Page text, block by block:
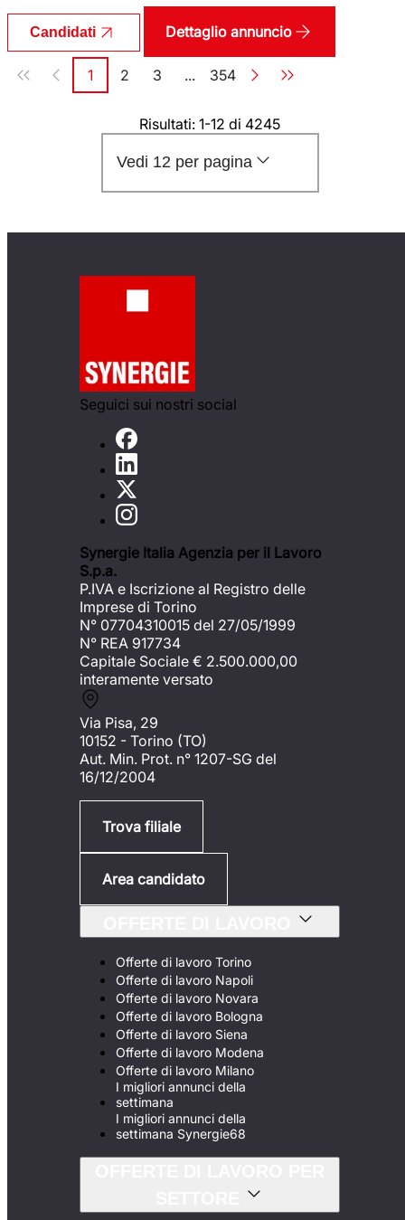
Candidati Dettaglio annuncio
Paginazione
Pagina
1 Pagina
2 Pagina
3 ... Pagina
354
Risultati: 1-12 di 4245
Vedi 12 per pagina
Seguici sui nostri social
Synergie Italia Agenzia per il Lavoro
S.p.a.
P.IVA e Iscrizione al Registro delle
Imprese di Torino
N° 07704310015 del 27/05/1999
N° REA 917734
Capitale Sociale € 2.500.000,00
interamente versato
Via Pisa, 29
10152 - Torino (TO)
Aut. Min. Prot. n° 1207-SG del
16/12/2004
Trova filiale
Area candidato
Offerte di lavoro Torino
Offerte di lavoro Napoli
Offerte di lavoro Novara
Offerte di lavoro Bologna
Offerte di lavoro Siena
Offerte di lavoro Modena
Offerte di lavoro Milano
I migliori annunci della
settimana
I migliori annunci della
settimana Synergie68